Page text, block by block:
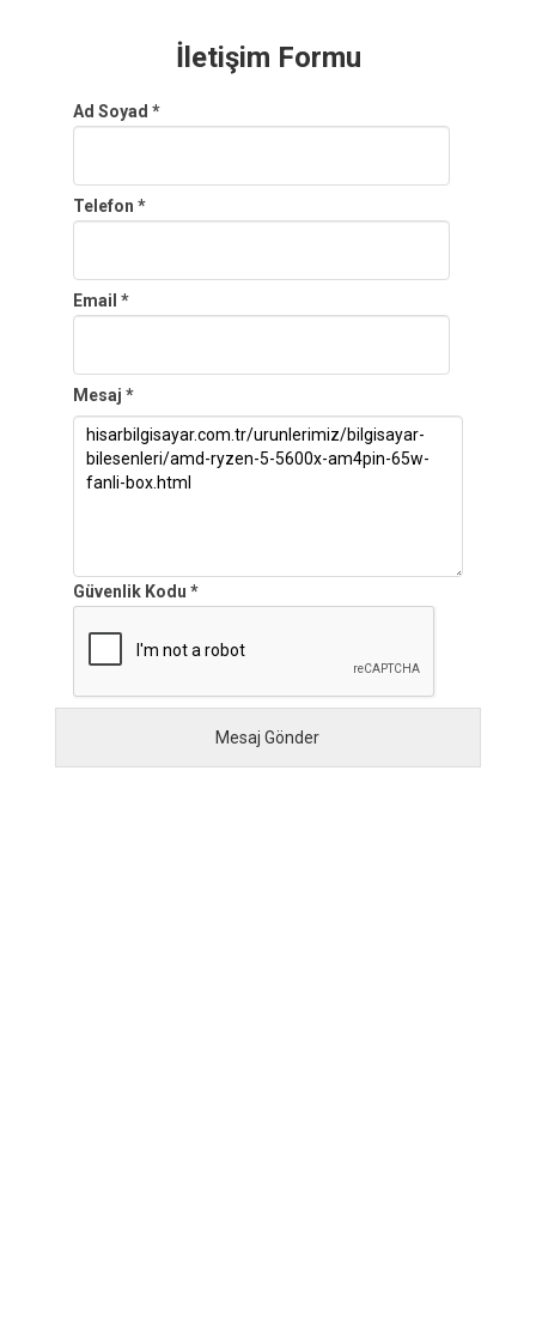
İletişim Formu
Ad Soyad *
Telefon *
Email *
Mesaj *
Güvenlik Kodu *